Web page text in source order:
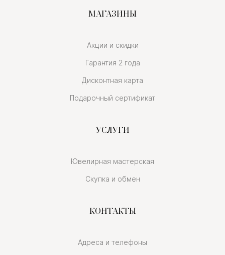
МАГАЗИНЫ
Акции и скидки
Гарантия 2 года
Дисконтная карта
Подарочный сертификат
УСЛУГИ
Ювелирная мастерская
Скупка и обмен
КОНТАКТЫ
Адреса и телефоны